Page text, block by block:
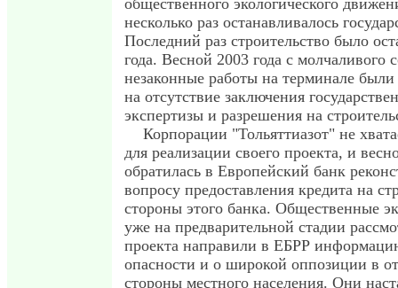
общественного экологического
несколько раз останавливалось
Последний раз строительство было
года. Весной 2003 года с молчаливого
незаконные работы на терминале
на отсутствие заключения
экспертизы и разрешения на
Корпорации "Тольяттиазот" не
для реализации своего проекта, и
обратилась в Европейский банк
вопросу предоставления кредита на
стороны этого банка. Общественные
уже на предварительной стадии
проекта направили в ЕБРР
опасности и о широкой оппозиции в
стороны местного населения. Они